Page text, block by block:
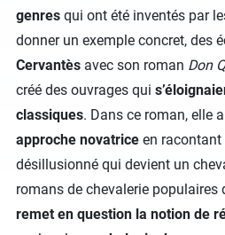
genres qui ont été inventés par
donner un exemple concret, des
Cervantès avec son roman Don
créé des ouvrages qui
classiques. Dans ce roman, elle
approche novatrice en racontant
désillusionné qui devient un
romans de chevalerie populaires
remet en question la notion de